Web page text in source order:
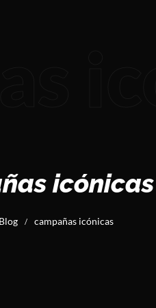
icónicas
Blog / campañas icónicas